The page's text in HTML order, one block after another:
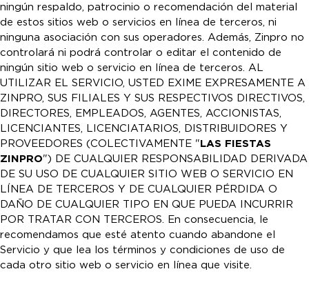
ningún respaldo, patrocinio o recomendación del material
de estos sitios web o servicios en línea de terceros, ni
ninguna asociación con sus operadores. Además, Zinpro no
controlará ni podrá controlar o editar el contenido de
ningún sitio web o servicio en línea de terceros. AL
UTILIZAR EL SERVICIO, USTED EXIME EXPRESAMENTE A
ZINPRO, SUS FILIALES Y SUS RESPECTIVOS DIRECTIVOS,
DIRECTORES, EMPLEADOS, AGENTES, ACCIONISTAS,
LICENCIANTES, LICENCIATARIOS, DISTRIBUIDORES Y
PROVEEDORES (COLECTIVAMENTE "LAS FIESTAS
ZINPRO") DE CUALQUIER RESPONSABILIDAD DERIVADA
DE SU USO DE CUALQUIER SITIO WEB O SERVICIO EN
LÍNEA DE TERCEROS Y DE CUALQUIER PÉRDIDA O
DAÑO DE CUALQUIER TIPO EN QUE PUEDA INCURRIR
POR TRATAR CON TERCEROS. En consecuencia, le
recomendamos que esté atento cuando abandone el
Servicio y que lea los términos y condiciones de uso de
cada otro sitio web o servicio en línea que visite.